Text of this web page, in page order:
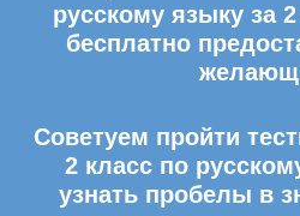
русскому языку за
бесплатно
Советуем пройти
2 класс по
узнать пробелы в